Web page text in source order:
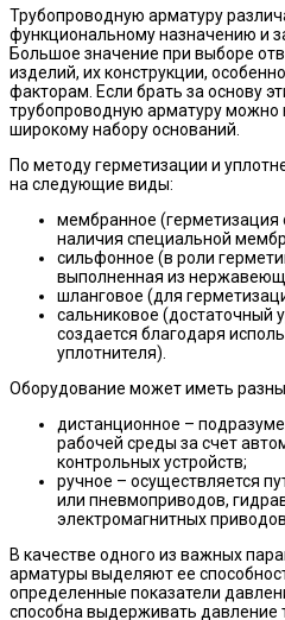
Трубопроводную арматуру
функциональному назначению и
Большое значение при выборе
изделий, их конструкции,
факторам. Если брать за основу
трубопроводную арматуру можно
широкому набору оснований.
По методу герметизации и
на следующие виды:
мембранное (герметизация
наличия специальной
сильфонное (в роли
выполненная из
шланговое (для
сальниковое (достаточный
создается благодаря
уплотнителя).
Оборудование может иметь
дистанционное –
рабочей среды за счет
контрольных устройств;
ручное – осуществляется
или пневмоприводов,
электромагнитных приводов.
В качестве одного из важных
арматуры выделяют ее
определенные показатели
способна выдерживать давление